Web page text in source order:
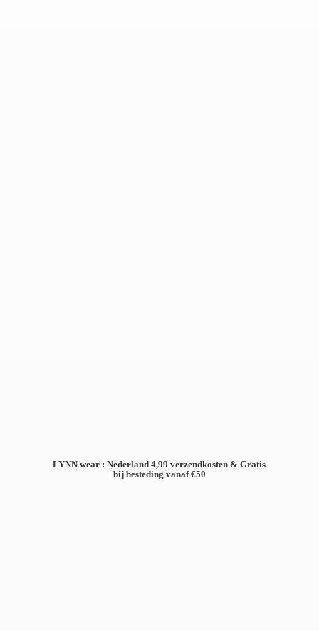
LYNN wear : Nederland 4,99 verzendkosten & Gratis
bij besteding vanaf €50